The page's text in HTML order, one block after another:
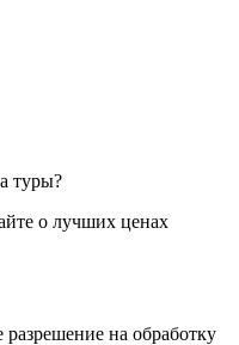
туры?
о лучших ценах
на обработку